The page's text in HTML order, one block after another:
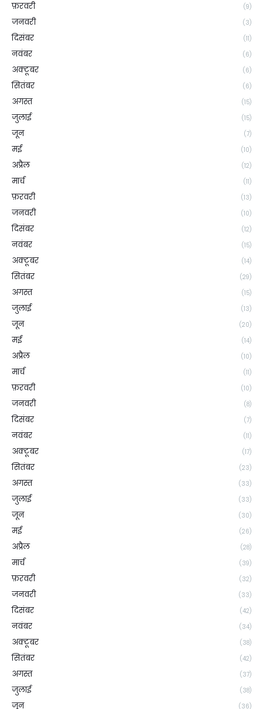
फ़रवरी (9)
जनवरी (3)
दिसंबर (11)
नवंबर (6)
अक्टूबर (6)
सितंबर (6)
अगस्त (15)
जुलाई (15)
जून (7)
मई (10)
अप्रैल (12)
मार्च (11)
फ़रवरी (13)
जनवरी (10)
दिसंबर (12)
नवंबर (15)
अक्टूबर (14)
सितंबर (29)
अगस्त (15)
जुलाई (13)
जून (20)
मई (14)
अप्रैल (10)
मार्च (11)
फ़रवरी (10)
जनवरी (8)
दिसंबर (7)
नवंबर (11)
अक्टूबर (17)
सितंबर (23)
अगस्त (33)
जुलाई (33)
जून (30)
मई (26)
अप्रैल (28)
मार्च (39)
फ़रवरी (32)
जनवरी (33)
दिसंबर (42)
नवंबर (34)
अक्टूबर (38)
सितंबर (42)
अगस्त (37)
जुलाई (38)
जून (36)